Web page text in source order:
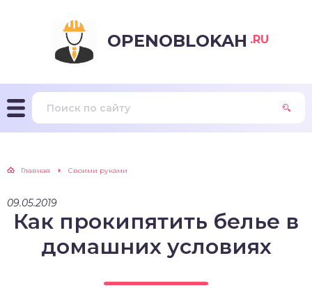
OPENOBLOKAH .RU
Главная Своими руками
09.05.2019
Как прокипятить белье в
домашних условиях